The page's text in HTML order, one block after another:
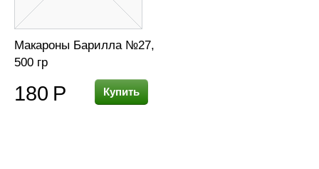
Макароны Барилла №27,
500 гр
180 Р Купить